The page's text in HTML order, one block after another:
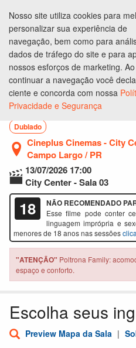
Ingressos Lugares
A Morte do Demônio: Em
Dublado
Cineplus Cinemas - City
Campo Largo / PR
13/07/2026 17:00
City Center - Sala 03
18 NÃO RECOMENDADO
Esse filme pode conter
linguagem imprópria e
menores de 18 anos nas sessões
"ATENÇÃO" Poltrona Family:
espaço e conforto.
Escolha seus
Preview Mapa da Sala |
Nosso site utiliza cookies para
personalizar sua experiência de
navegação, bem como para
dados de tráfego do site e para
nossos esforços de marketing. Ao
continuar a navegação você
ciente e concorda com nossa
Privacidade e Segurança